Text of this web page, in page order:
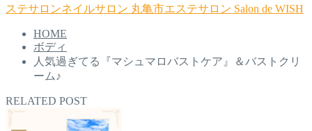
ステサロンネイルサロン 丸亀市エステサロン Salon de WISH
HOME
ボディ
人気過ぎてる『マシュマロバストケア』＆バストクリ
ーム♪
RELATED POST